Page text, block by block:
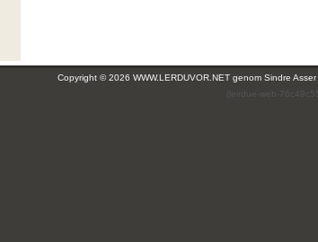
Copyright © 2026 WWW.LERDUVOR.NET genom Sindre
(leirdue-web-